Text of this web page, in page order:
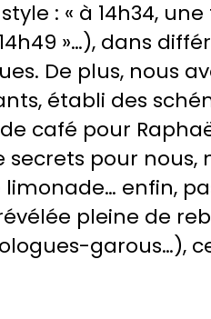
: « à 14h34,
»…), dans
De plus, nous
établi des
café pour
secrets pour
enfin,
pleine de
garous…),